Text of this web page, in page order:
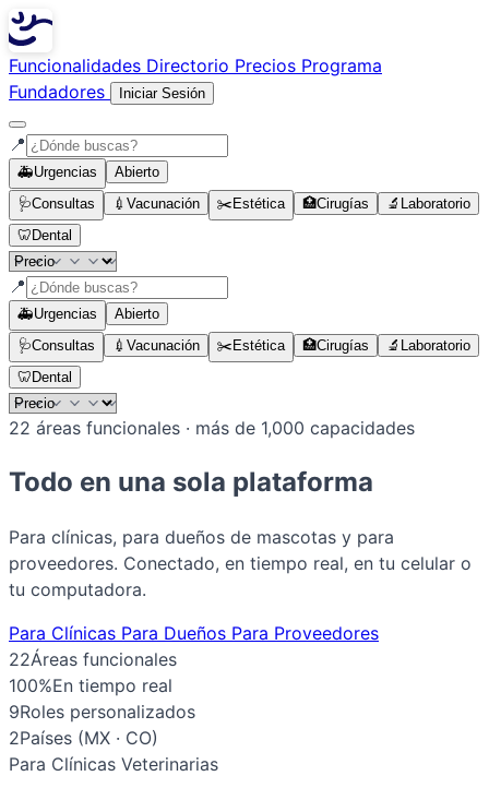
Funcionalidades Directorio Precios Programa
Fundadores
Iniciar Sesión
📍
🚑Urgencias
Abierto
🩺Consultas 💉 Vacunación ✂️ Estética 🏥Cirugías 🔬 Laboratorio
🦷 Dental
📍
🚑Urgencias
Abierto
🩺Consultas 💉 Vacunación ✂️ Estética 🏥Cirugías 🔬 Laboratorio
🦷 Dental
22 áreas funcionales · más de 1,000 capacidades
Todo en una sola plataforma
Para clínicas, para dueños de mascotas y para
proveedores. Conectado, en tiempo real, en tu celular o
tu computadora.
Para Clínicas Para Dueños Para Proveedores
22Áreas funcionales
100%En tiempo real
9Roles personalizados
2Países (MX · CO)
Para Clínicas Veterinarias